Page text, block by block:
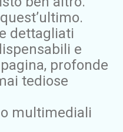
dettagliati
e
profonde
tediose
multimediali